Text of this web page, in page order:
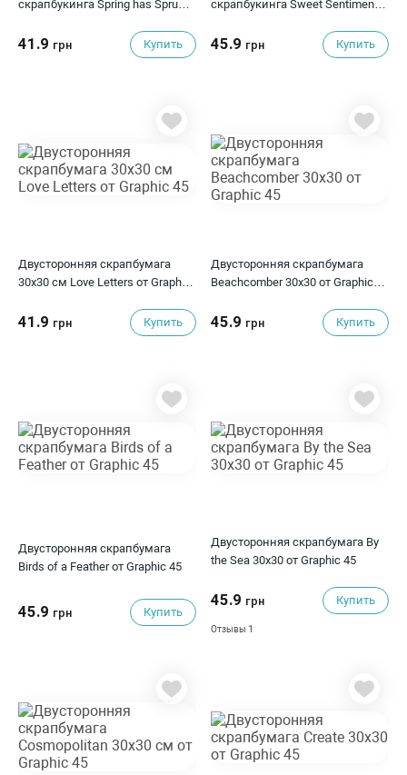
скрапбукинга Spring has Sprung
41.9 грн Купить
скрапбукинга Sweet Sentiments
45.9 грн Купить
Двусторонняя скрапбумага
30х30 см Love Letters от Graphic
41.9 грн Купить
Двусторонняя скрапбумага
Beachcomber 30x30 от Graphic
45.9 грн Купить
Двусторонняя скрапбумага
Birds of a Feather от Graphic 45
45.9 грн Купить
Двусторонняя скрапбумага By
the Sea 30x30 от Graphic 45
45.9 грн Купить
Отзывы 1